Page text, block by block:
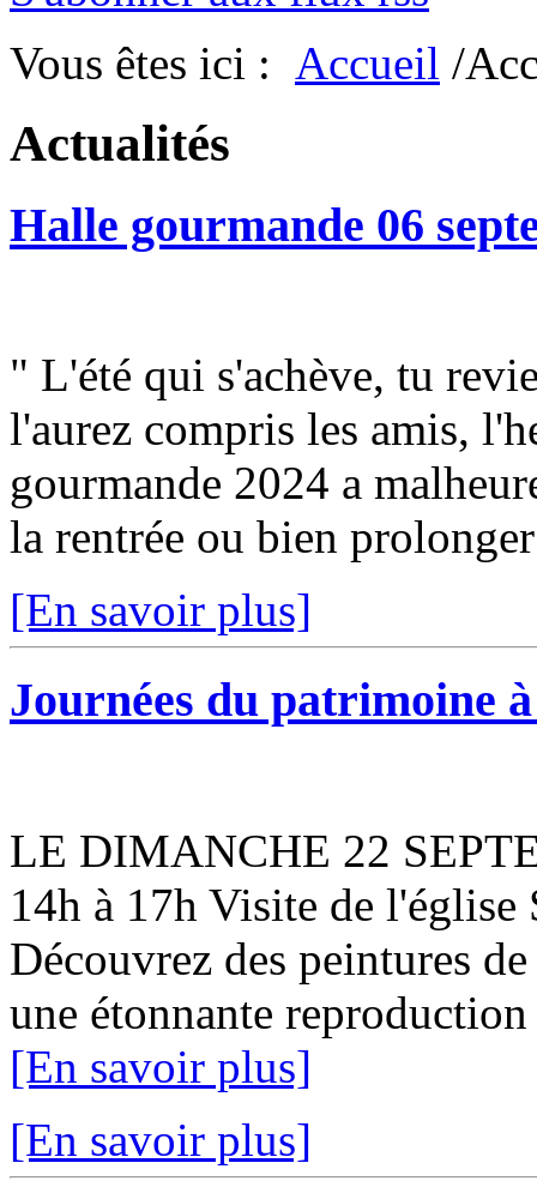
Vous êtes ici : Accueil /
Actualités
Halle gourmande 06
" L'été qui s'achève, tu
l'aurez compris les amis,
gourmande 2024 a
la rentrée ou bien
[En savoir plus]
Journées du patrimoine
LE DIMANCHE 22
14h à 17h Visite de
Découvrez des peintures
une étonnante
[En savoir plus]
[En savoir plus]